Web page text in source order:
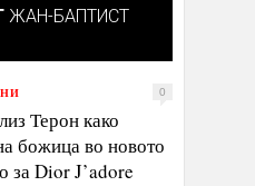
ЖАН-БАПТИСТ
0
Терон како
божица во новото
за Dior J’adore